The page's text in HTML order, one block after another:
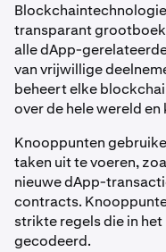
transparant
alle dApp-
van vrijwillige
beheert elke
over de hele wereld
Knooppunten
taken uit te voeren,
nieuwe dApp-
contracts.
strikte regels die in
gecodeerd.